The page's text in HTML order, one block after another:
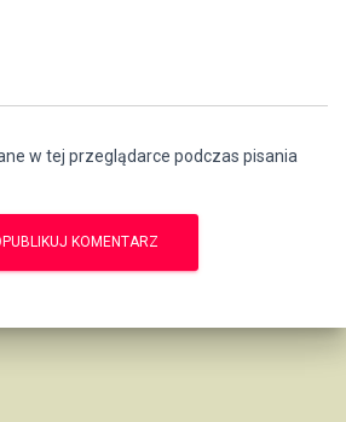
w tej przeglądarce podczas pisania